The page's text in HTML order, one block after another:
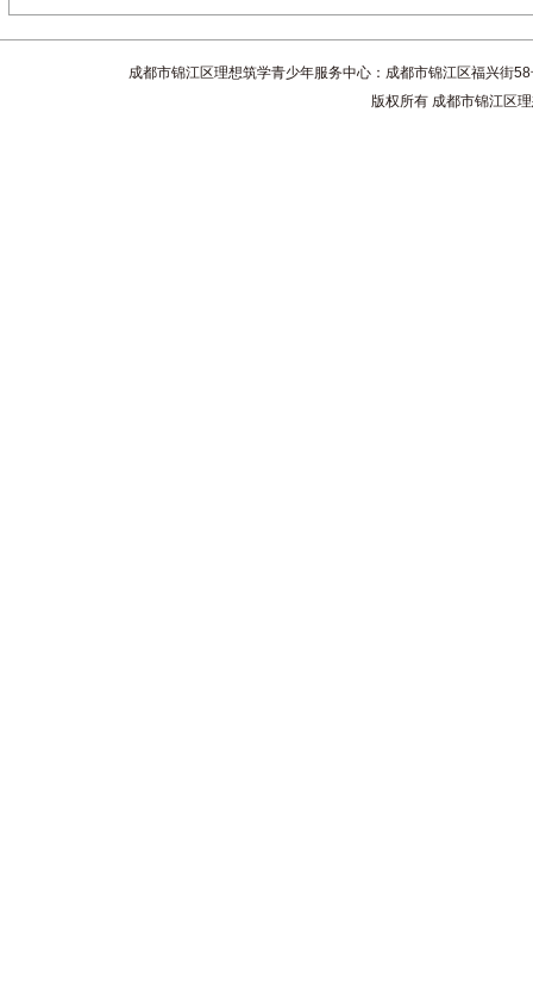
成都市锦江区理想筑学青少年服务中心：成都市锦江区福兴
版权所有 成都市锦江区